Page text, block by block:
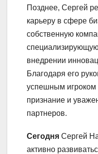
Позднее, Сергей
карьеру в сфере
собственную
внедрении
Благодаря его
успешным игроком
признание и
партнеров.
Сегодня Сергей
активно